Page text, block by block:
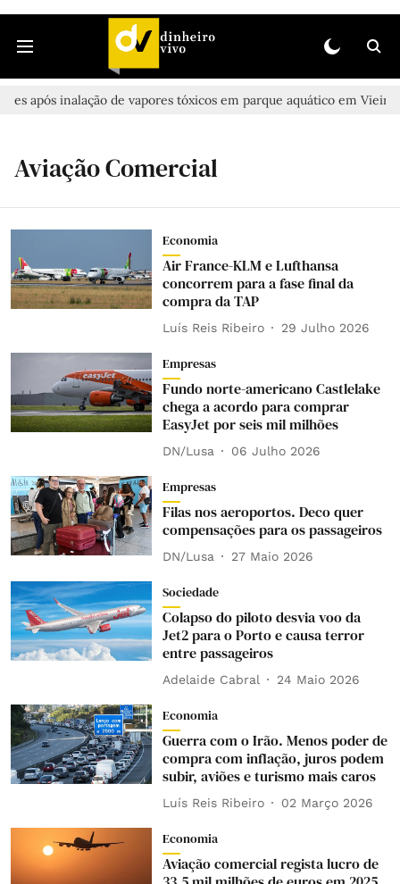
após inalação de vapores tóxicos em parque aquático em Vieira
Aviação Comercial
Economia
Air France-KLM e Lufthansa
concorrem para a fase final da
compra da TAP
Luís Reis Ribeiro 29 Julho 2026
Empresas
Fundo norte-americano Castlelake
chega a acordo para comprar
EasyJet por seis mil milhões
DN/Lusa 06 Julho 2026
Empresas
Filas nos aeroportos. Deco quer
compensações para os passageiros
DN/Lusa 27 Maio 2026
Sociedade
Colapso do piloto desvia voo da
Jet2 para o Porto e causa terror
entre passageiros
Adelaide Cabral 24 Maio 2026
Economia
Guerra com o Irão. Menos poder de
compra com inflação, juros podem
subir, aviões e turismo mais caros
Luís Reis Ribeiro 02 Março 2026
Economia
Aviação comercial regista lucro de